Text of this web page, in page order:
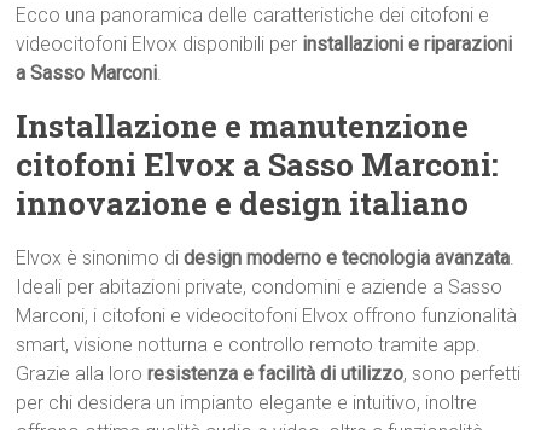
Ecco una panoramica delle caratteristiche dei citofoni e
videocitofoni Elvox disponibili per installazioni e riparazioni
a Sasso Marconi.
Installazione e manutenzione
citofoni Elvox a Sasso Marconi:
innovazione e design italiano
Elvox è sinonimo didesign moderno e tecnologia avanzata.
Ideali per abitazioni private, condomini e aziende a Sasso
Marconi, i citofoni e videocitofoni Elvox offrono funzionalità
smart, visione notturna e controllo remoto tramite app.
Grazie alla lororesistenza e facilità di utilizzo, sono perfetti
per chi desidera un impianto elegante e intuitivo, inoltre